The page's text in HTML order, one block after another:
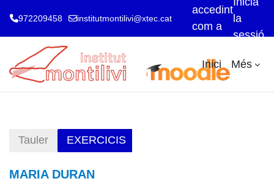
Ves al contingut principal
972209458 institutmontilivi@xtec.cat
accedint
com a
la
sessió
Inici Més
Tauler EXERCICIS
MARIA DURAN